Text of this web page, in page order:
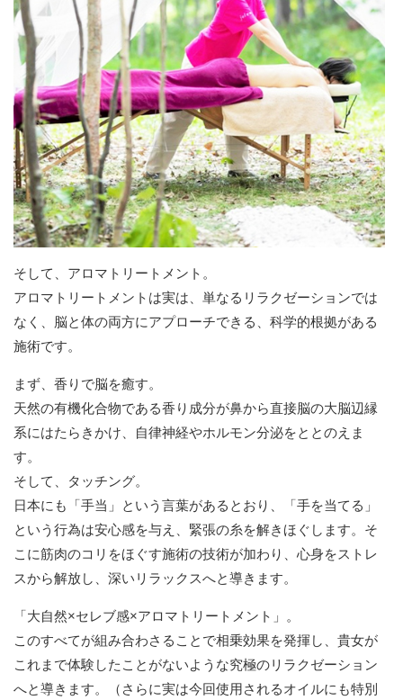
そして、アロマトリートメント。
アロマトリートメントは実は、単なるリラクゼーションでは
なく、脳と体の両方にアプローチできる、科学的根拠がある
施術です。
まず、香りで脳を癒す。
天然の有機化合物である香り成分が鼻から直接脳の大脳辺縁
系にはたらきかけ、自律神経やホルモン分泌をととのえま
す。
そして、タッチング。
日本にも「手当」という言葉があるとおり、「手を当てる」
という行為は安心感を与え、緊張の糸を解きほぐします。そ
こに筋肉のコリをほぐす施術の技術が加わり、心身をストレ
スから解放し、深いリラックスへと導きます。
「大自然×セレブ感×アロマトリートメント」。
このすべてが組み合わさることで相乗効果を発揮し、貴女が
これまで体験したことがないような究極のリラクゼーション
へと導きます。（さらに実は今回使用されるオイルにも特別